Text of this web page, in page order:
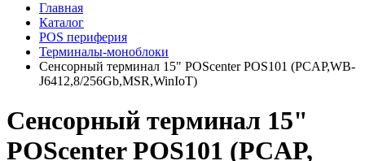
Главная
Каталог
POS периферия
Терминалы-моноблоки
Сенсорный терминал 15" POScenter POS101 (PCAP,WB-
J6412,8/256Gb,MSR,WinIoT)
Сенсорный терминал 15"
POScenter POS101 (PCAP,